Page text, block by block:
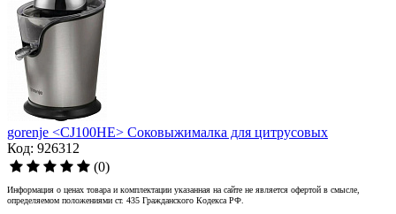
gorenje <CJ100HE> Соковыжималка для цитрусовых
Код: 926312
(0)
Информация о ценах товара и комплектации указанная на сайте не является офертой в смысле,
определяемом положениями ст. 435 Гражданского Кодекса РФ.